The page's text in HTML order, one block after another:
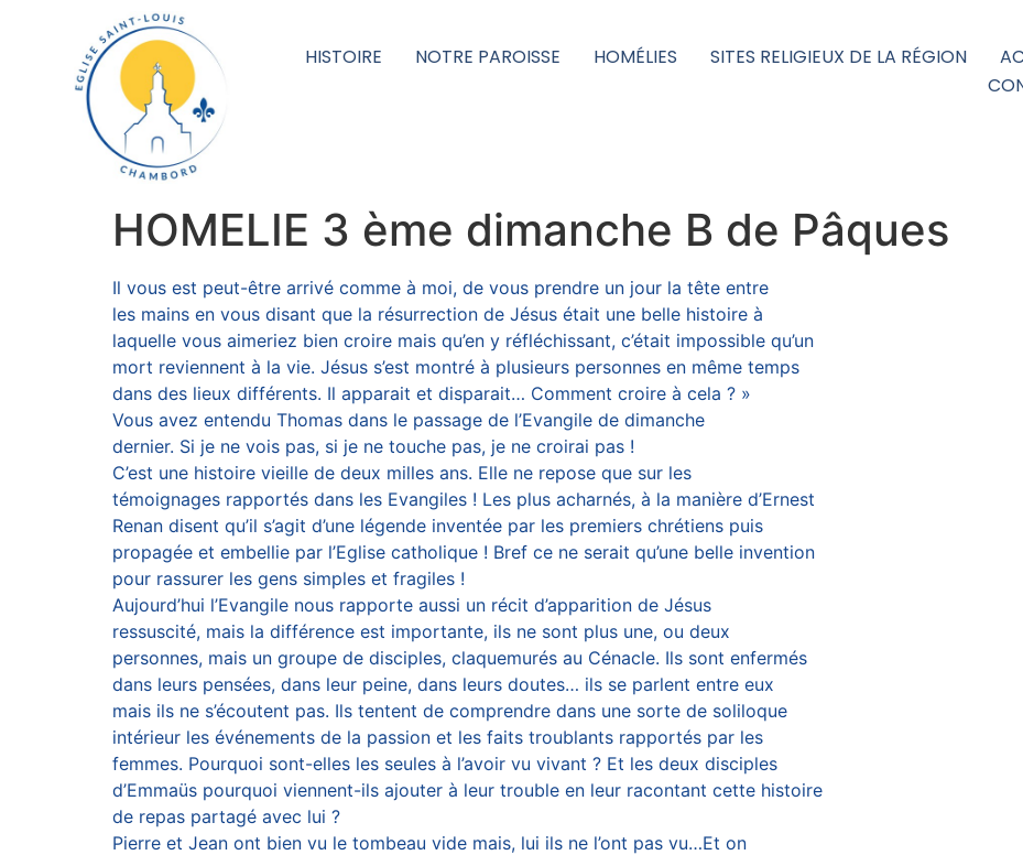
HISTOIRE NOTRE PAROISSE HOMÉLIES SITES RELIGIEUX DE LA RÉGION
HOMELIE 3 ème dimanche B de Pâques
Il vous est peut-être arrivé comme à moi, de vous prendre un jour la tête entre
les mains en vous disant que la résurrection de Jésus était une belle histoire à
laquelle vous aimeriez bien croire mais qu’en y réfléchissant, c’était impossible qu’un
mort reviennent à la vie. Jésus s’est montré à plusieurs personnes en même temps
dans des lieux différents. Il apparait et disparait… Comment croire à cela ? »
Vous avez entendu Thomas dans le passage de l’Evangile de dimanche
dernier. Si je ne vois pas, si je ne touche pas, je ne croirai pas !
C’est une histoire vieille de deux milles ans. Elle ne repose que sur les
témoignages rapportés dans les Evangiles ! Les plus acharnés, à la manière d’Ernest
Renan disent qu’il s’agit d’une légende inventée par les premiers chrétiens puis
propagée et embellie par l’Eglise catholique ! Bref ce ne serait qu’une belle invention
pour rassurer les gens simples et fragiles !
Aujourd’hui l’Evangile nous rapporte aussi un récit d’apparition de Jésus
ressuscité, mais la différence est importante, ils ne sont plus une, ou deux
personnes, mais un groupe de disciples, claquemurés au Cénacle. Ils sont enfermés
dans leurs pensées, dans leur peine, dans leurs doutes… ils se parlent entre eux
mais ils ne s’écoutent pas. Ils tentent de comprendre dans une sorte de soliloque
intérieur les événements de la passion et les faits troublants rapportés par les
femmes. Pourquoi sont-elles les seules à l’avoir vu vivant ? Et les deux disciples
d’Emmaüs pourquoi viennent-ils ajouter à leur trouble en leur racontant cette histoire
de repas partagé avec lui ?
Pierre et Jean ont bien vu le tombeau vide mais, lui ils ne l’ont pas vu…Et on